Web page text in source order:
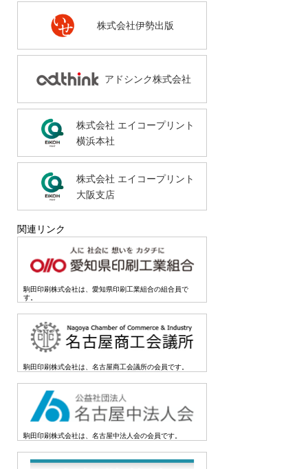
株式会社伊勢出版
アドシンク株式会社
株式会社 エイコープリント
横浜本社
株式会社 エイコープリント
大阪支店
関連リンク
駒田印刷株式会社は、愛知県印刷工業組合の組合員で
す。
駒田印刷株式会社は、名古屋商工会議所の会員です。
駒田印刷株式会社は、名古屋中法人会の会員です。